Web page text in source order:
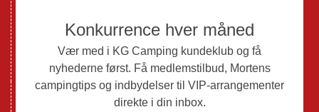
Mortens Campingtips
KG Camping Kundeklub
Nyheder
Adria